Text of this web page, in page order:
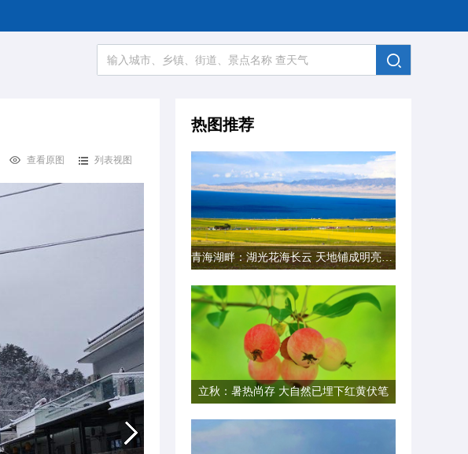
查看原图 列表视图
热图推荐
青海湖畔：湖光花海长云 天地铺成明亮画卷
立秋：暑热尚存 大自然已埋下红黄伏笔